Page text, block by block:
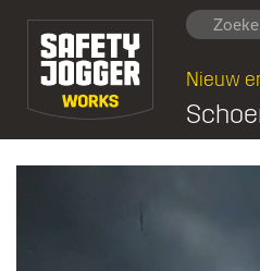
Nieuw
Safety